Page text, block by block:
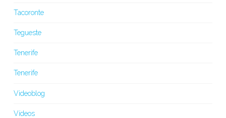
Tacoronte
Tegueste
Tenerife
Tenerife
Videoblog
Vídeos